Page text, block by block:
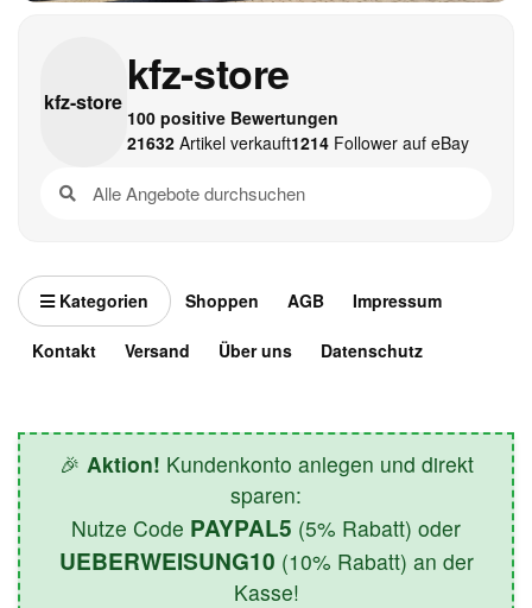
kfz-store
kfz-store
100 positive Bewertungen
21632Artikel verkauft1214Follower auf eBay
Kategorien Shoppen AGB Impressum
Kontakt Versand Über uns Datenschutz
🎉 Aktion! Kundenkonto anlegen und direkt
sparen:
Nutze Code PAYPAL5 (5% Rabatt) oder
UEBERWEISUNG10 (10% Rabatt) an der
Kasse!